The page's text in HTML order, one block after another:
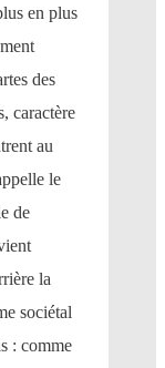
en plus
des
caractère
au
le
de
la
sociétal
: comme